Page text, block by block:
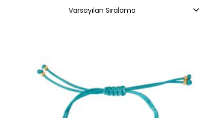
Varsayılan Sıralama